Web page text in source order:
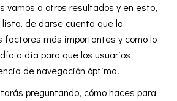
vamos a otros resultados y en esto,
de darse cuenta que la
factores más importantes y como lo
a día para que los usuarios
de navegación óptima.
preguntando, cómo haces para